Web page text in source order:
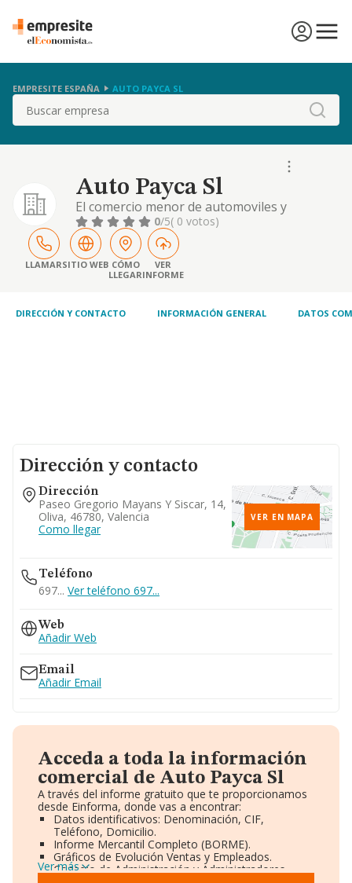
EMPRESITE ESPAÑA AUTO PAYCA SL
Buscar
Auto Payca Sl
El comercio menor de automoviles y
recambios, reparacion de automoviles,
comisionistas de automoviles.
0/5( 0 votos)
LLAMARSITIO WEB CÓMO
LLEGAR
VER
INFORME
DIRECCIÓN Y CONTACTO INFORMACIÓN GENERAL DATOS
Dirección y contacto
Dirección
Paseo Gregorio Mayans Y Siscar, 14,
Oliva, 46780, Valencia
Como llegar
VER EN MAPA
Teléfono
697... Ver teléfono 697...
Web
Añadir Web
Email
Añadir Email
Acceda a toda la información
comercial de Auto Payca Sl
A través del informe gratuito que te proporcionamos
desde Einforma, donde vas a encontrar:
Datos identificativos: Denominación, CIF,
Teléfono, Domicilio.
Informe Mercantil Completo (BORME).
Gráficos de Evolución Ventas y Empleados.
Consejo de Administración y Administradores.
Ver más